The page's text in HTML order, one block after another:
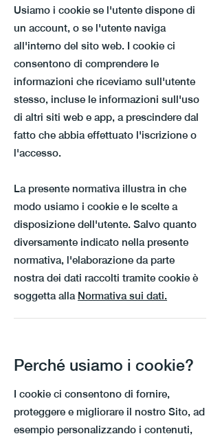
Usiamo i cookie se l'utente dispone di
un account, o se l'utente naviga
all'interno del sito web. I cookie ci
consentono di comprendere le
informazioni che riceviamo sull'utente
stesso, incluse le informazioni sull'uso
di altri siti web e app, a prescindere dal
fatto che abbia effettuato l'iscrizione o
l'accesso.
La presente normativa illustra in che
modo usiamo i cookie e le scelte a
disposizione dell'utente. Salvo quanto
diversamente indicato nella presente
normativa, l'elaborazione da parte
nostra dei dati raccolti tramite cookie è
soggetta alla Normativa sui dati.
Perché usiamo i cookie?
I cookie ci consentono di fornire,
proteggere e migliorare il nostro Sito, ad
esempio personalizzando i contenuti,